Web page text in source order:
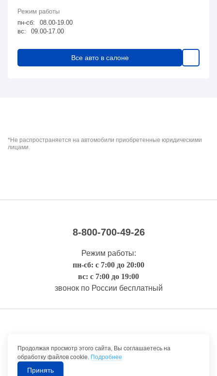
пн-сб:
08.00-19.00
вс:
09.00-17.00
Все авто в салоне
*Не распространяется на автомобили приобретенные юридическими
лицами.
8-800-700-49-26
Режим работы:
пн-сб: с 7:00 до 20:00
вс: с 7:00 до 19:00
звонок по России бесплатный
Правовая информация
©1992-2026 ТрансТехСервис – продажа и обслуживание автомобилей.
Продолжая просмотр этого сайта, Вы соглашаетесь на
обработку файлов cookie. Подробнее
Принять